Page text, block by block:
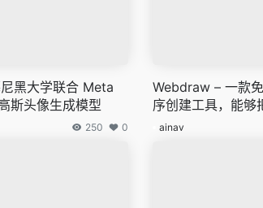
黑大学联合 Meta
斯头像生成模型
250 0
Webdraw – 一款
序创建工具，能够
为网络应用
ainav